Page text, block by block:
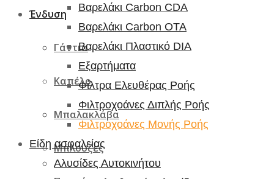
Ένδυση
Γάντια
Καπέλο
Μπαλακλάβα
Μπλούζες
Βαρελάκι Carbon CDA
Βαρελάκι Carbon OTA
Βαρελάκι Πλαστικό DIA
Εξαρτήματα
Φίλτρα Ελευθέρας Ροής
Φιλτροχοάνες Διπλής Ροής
Φιλτροχοάνες Μονής Ροής
Είδη ασφαλείας
Αλυσίδες Αυτοκινήτου